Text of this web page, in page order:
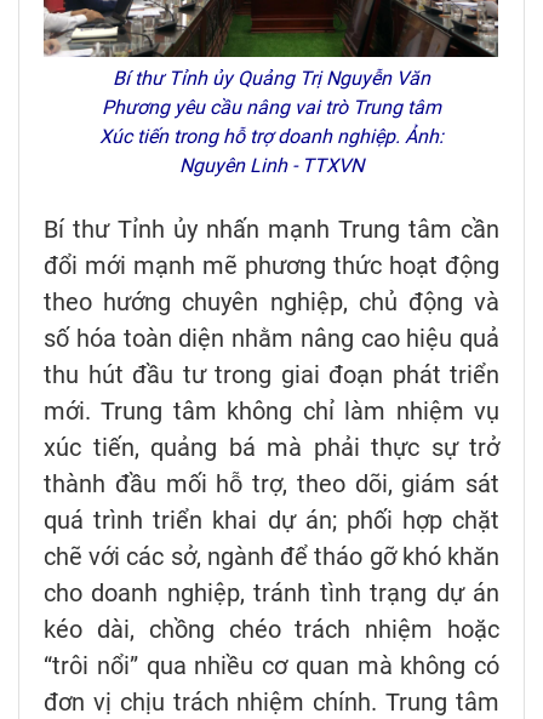
Bí thư Tỉnh ủy Quảng Trị Nguyễn Văn
Phương yêu cầu nâng vai trò Trung tâm
Xúc tiến trong hỗ trợ doanh nghiệp. Ảnh:
Nguyên Linh - TTXVN
Bí thư Tỉnh ủy nhấn mạnh Trung tâm cần
đổi mới mạnh mẽ phương thức hoạt động
theo hướng chuyên nghiệp, chủ động và
số hóa toàn diện nhằm nâng cao hiệu quả
thu hút đầu tư trong giai đoạn phát triển
mới. Trung tâm không chỉ làm nhiệm vụ
xúc tiến, quảng bá mà phải thực sự trở
thành đầu mối hỗ trợ, theo dõi, giám sát
quá trình triển khai dự án; phối hợp chặt
chẽ với các sở, ngành để tháo gỡ khó khăn
cho doanh nghiệp, tránh tình trạng dự án
kéo dài, chồng chéo trách nhiệm hoặc
“trôi nổi” qua nhiều cơ quan mà không có
đơn vị chịu trách nhiệm chính. Trung tâm